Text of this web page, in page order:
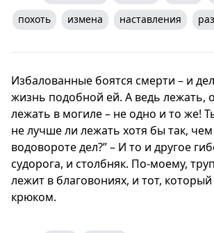
похоть
измена наставления
Избалованные боятся смерти – и
жизнь подобной ей. А ведь лежать,
лежать в могиле – не одно и то же!
не лучше ли лежать хотя бы так, чем
водовороте дел?” – И то и другое
судорога, и столбняк. По-моему,
лежит в благовониях, и тот, который
крюком.